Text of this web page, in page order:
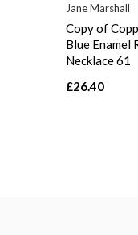
Jane Marshall
Copy of
Blue Enamel
Necklace 61
£26.40